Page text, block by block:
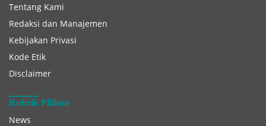
Tentang Kami
Redaksi dan Manajemen
Kebijakan Privasi
Kode Etik
Disclaimer
Rubrik Pilihan
News